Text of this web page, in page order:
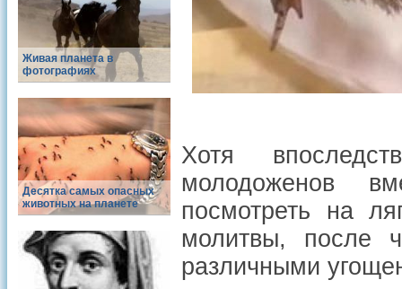
Живая планета в
фотографиях
Десятка самых опасных
животных на планете
Хотя
молодоженов
посмотреть на
молитвы, после
различными